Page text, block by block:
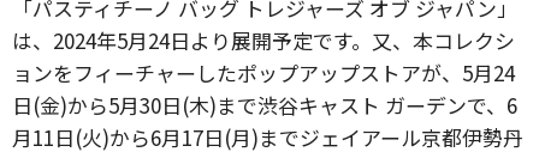
「パスティチーノ バッグ トレジャーズ オブ ジャパン」
は、2024年5月24日より展開予定です。又、本コレクシ
ョンをフィーチャーしたポップアップストアが、5月24
日(金)から5月30日(木)まで渋谷キャスト ガーデンで、6
月11日(火)から6月17日(月)までジェイアール京都伊勢丹